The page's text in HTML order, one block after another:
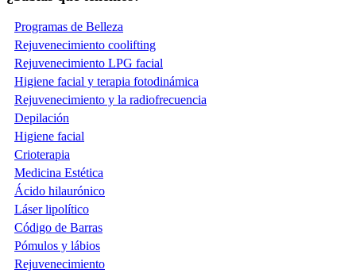
Programas de Belleza
Rejuvenecimiento coolifting
Rejuvenecimiento LPG facial
Higiene facial y terapia fotodinámica
Rejuvenecimiento y la radiofrecuencia
Depilación
Higiene facial
Crioterapia
Medicina Estética
Ácido hilaurónico
Láser lipolítico
Código de Barras
Pómulos y lábios
Rejuvenecimiento